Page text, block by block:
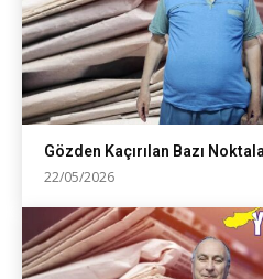
Gözden Kaçırılan Bazı
22/05/2026